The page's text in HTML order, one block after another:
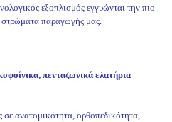
εξοπλισμός εγγυώνται την πιο
στρώματα παραγωγής μας.
πενταζωνικά ελατήρια
ανατομικότητα, ορθοπεδικότητα,